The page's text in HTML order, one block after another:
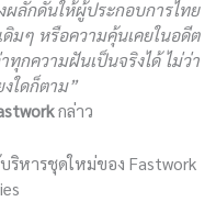
ผลักดันให้ผู้ประกอบการไทย
ดิมๆ หรือความคุ้นเคยในอดีต
ทุกความฝันเป็นจริงได้ ไม่ว่า
ใดก็ตาม”
กล่าว